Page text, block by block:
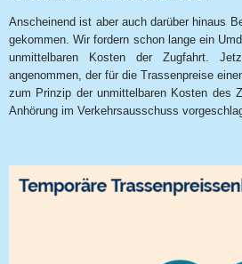
Anscheinend ist aber auch darüber hinaus
gekommen. Wir fordern schon lange ein
unmittelbaren Kosten der Zugfahrt.
angenommen, der für die Trassenpreise
zum Prinzip der unmittelbaren Kosten des
Anhörung im Verkehrsausschuss